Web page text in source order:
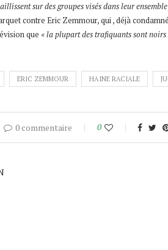
sur des groupes visés dans leur
contre Eric Zemmour, qui , déjà
que « la plupart des trafiquants sont noirs
ERIC ZEMMOUR HAINE RACIALE
0 commentaire 0